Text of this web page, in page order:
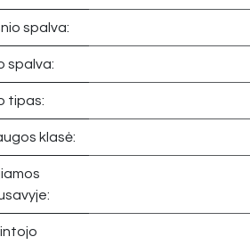
spalva:
spalva:
tipas:
klasė: